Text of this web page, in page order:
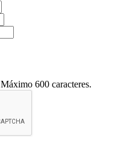
Máximo 600 caracteres.